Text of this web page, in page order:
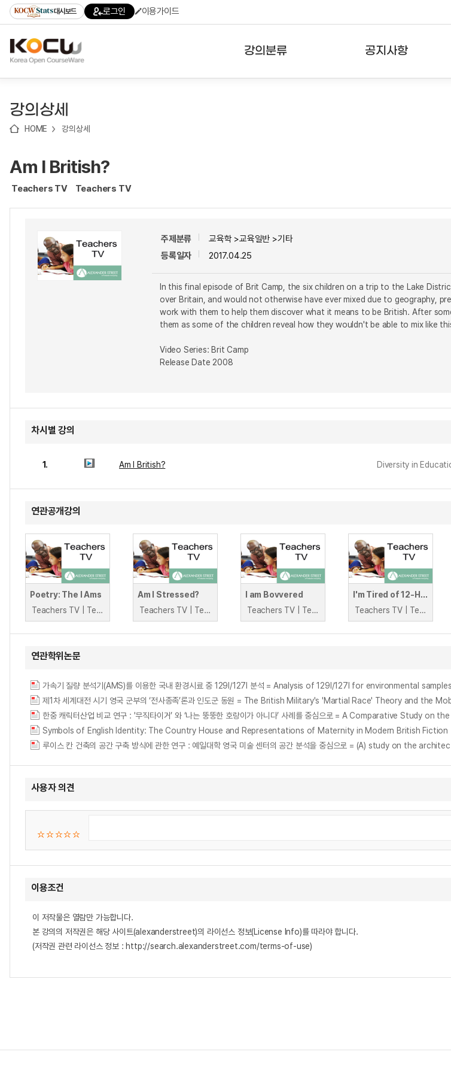
기
기
기
content)
가
대시보드 로그인 이용가이드
강의분류 공지사항
강의상세
HOME 강의상세
Am I British?
Teachers TV Teachers TV
주제분류
교육학 >교육일반 >기타
등록일자
2017.04.25
In this final episode of Brit Camp, the six children on a trip to the Lake
over Britain, and would not otherwise have ever mixed due to geography,
work with them to help them discover what it means to be British. After
them as some of the children reveal how they wouldn't be able to mix like
Video Series: Brit Camp
Release Date 2008
차시별 강의
1. Am I British? Diversity in
연관공개강의
Poetry: The I Ams
Teachers TV | Teachers TV
Am I Stressed?
Teachers TV | Teachers TV
I am Bovvered
Teachers TV | Teachers TV
I'm Tired of 12-Hour Days
Teachers TV | Teachers TV
연관학위논문
가속기 질량 분석기(AMS)를 이용한 국내 환경시료 중 129I/127I 분석 = Analysis of 129I/127I for environmental
제1차 세계대전 시기 영국 군부의 ‘전사종족’론과 인도군 동원 = The British Military's 'Martial Race' Theory and the
Symbols of English Identity: The Country House and Representations of Maternity in Modern British Fiction
사용자 의견
이용조건
이 저작물은 열람만 가능합니다.
본 강의의 저작권은 해당 사이트(alexanderstreet)의 라이선스 정보(License Info)를 따라야 합니다.
(저작권 관련 라이선스 정보 : http://search.alexanderstreet.com/terms-of-use)